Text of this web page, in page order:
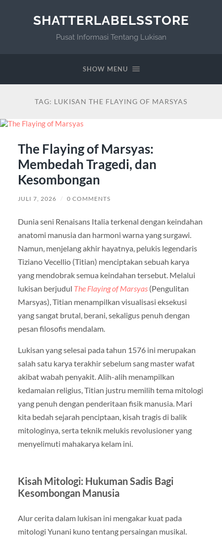
SHATTERLABELSSTORE
Pusat Informasi Tentang Lukisan
SHOW MENU
TAG: LUKISAN THE FLAYING OF MARSYAS
The Flaying of Marsyas:
Membedah Tragedi, dan
Kesombongan
JULI 7, 2026 / 0 COMMENTS
Dunia seni Renaisans Italia terkenal dengan keindahan
anatomi manusia dan harmoni warna yang surgawi.
Namun, menjelang akhir hayatnya, pelukis legendaris
Tiziano Vecellio (Titian) menciptakan sebuah karya
yang mendobrak semua keindahan tersebut. Melalui
lukisan berjudul The Flaying of Marsyas(Pengulitan
Marsyas), Titian menampilkan visualisasi eksekusi
yang sangat brutal, berani, sekaligus penuh dengan
pesan filosofis mendalam.
Lukisan yang selesai pada tahun 1576 ini merupakan
salah satu karya terakhir sebelum sang master wafat
akibat wabah penyakit. Alih-alih menampilkan
kedamaian religius, Titian justru memilih tema mitologi
yang penuh dengan penderitaan fisik manusia. Mari
kita bedah sejarah penciptaan, kisah tragis di balik
mitologinya, serta teknik melukis revolusioner yang
menyelimuti mahakarya kelam ini.
Kisah Mitologi: Hukuman Sadis Bagi
Kesombongan Manusia
Alur cerita dalam lukisan ini mengakar kuat pada
mitologi Yunani kuno tentang persaingan musikal.